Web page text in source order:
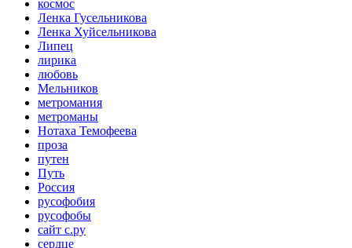
космос
Ленка Гусельникова
Ленка Хуйсельникова
Липец
лирика
любовь
Мельников
метромания
метроманы
Нотаха Темофеева
проза
путен
Путь
Россия
русофобия
русофобы
сайт с.ру
сердце